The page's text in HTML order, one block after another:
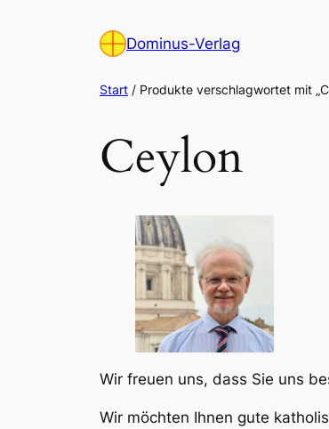
Dominus-Verlag
Start / Produkte verschlagwortet mit
Ceylon
Wir freuen uns, dass Sie uns
Wir möchten Ihnen gute